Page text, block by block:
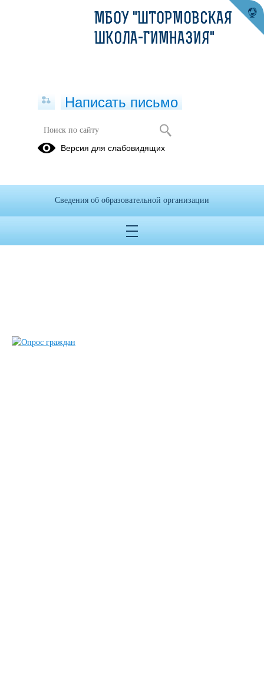
МБОУ "ШТОРМОВСКАЯ
ШКОЛА-ГИМНАЗИЯ"
Написать письмо
Версия для слабовидящих
Сведения об образовательной организации